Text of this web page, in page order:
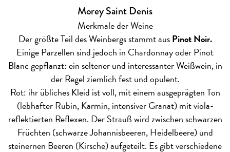
Morey Saint Denis
Merkmale der Weine
Der größte Teil des Weinbergs stammt ausPinot Noir.
Einige Parzellen sind jedoch in Chardonnay oder Pinot
Blanc gepflanzt: ein seltener und interessanter Weißwein, in
der Regel ziemlich fest und opulent.
Rot: ihr übliches Kleid ist voll, mit einem ausgeprägten Ton
(lebhafter Rubin, Karmin, intensiver Granat) mit viola-
reflektierten Reflexen. Der Strauß wird zwischen schwarzen
Früchten (schwarze Johannisbeeren, Heidelbeere) und
steinernen Beeren (Kirsche) aufgeteilt. Es gibt verschiedene